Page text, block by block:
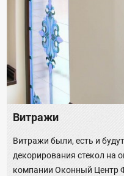
Витражи
Витражи были, есть и
декорирования стекол на
компании Оконный Центр